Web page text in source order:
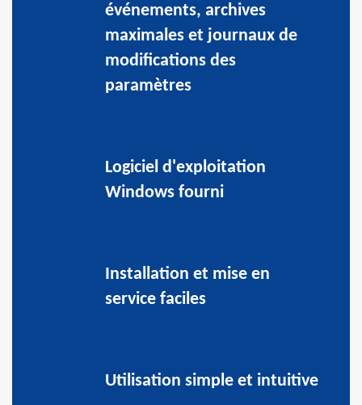
événements, archives
maximales et journaux de
modifications des
paramètres
Logiciel d'exploitation
Windows fourni
Installation et mise en
service faciles
Utilisation simple et intuitive